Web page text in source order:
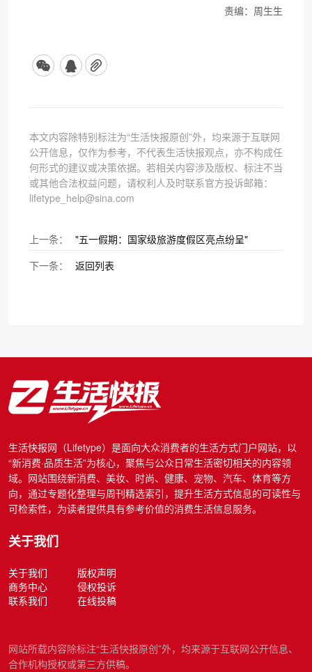
责编：周生生
本文内容除特别标注为“生活快报原创”外，均来源于互联网
公开信息，仅作为参考，不代表生活快报观点，亦不构成任
何形式的建议或决策依据。若相关内容涉及版权、标注不当
或其他合法权益问题，请权利人及时联系官方投诉邮箱：
lifetype_help@sina.com
上一条：
"五一假期：国家级旅游度假区亮点纷呈"
下一条：
返回列表
生活快报网（Lifetype）是面向大众消费者的生活方式门户网站，以
“新消费·品质生活”为核心，聚焦与公众日常生活密切相关的内容领
域。网站围绕新消费、美妆、时尚、健康、宠物、汽车、体育等方
向，通过专题化整理与周刊精选索引，提升生活方式信息的可读性与
可检索性，为读者提供具有参考价值的消费生活信息服务。
关于我们
关于我们
版权声明
商务中心
侵权投诉
联系我们
在线投稿
网站所载内容除标注“生活快报原创”外，均来源于互联网公开信息、
合作机构授权或第三方供稿。